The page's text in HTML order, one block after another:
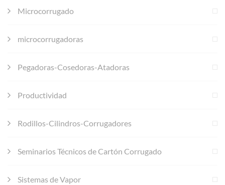
Microcorrugado
microcorrugadoras
Pegadoras-Cosedoras-Atadoras
Productividad
Rodillos-Cilindros-Corrugadores
Seminarios Técnicos de Cartón Corrugado
Sistemas de Vapor